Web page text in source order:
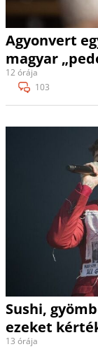
Agyonvert
magyar
12 órája
103
Sushi,
ezeket
13 órája